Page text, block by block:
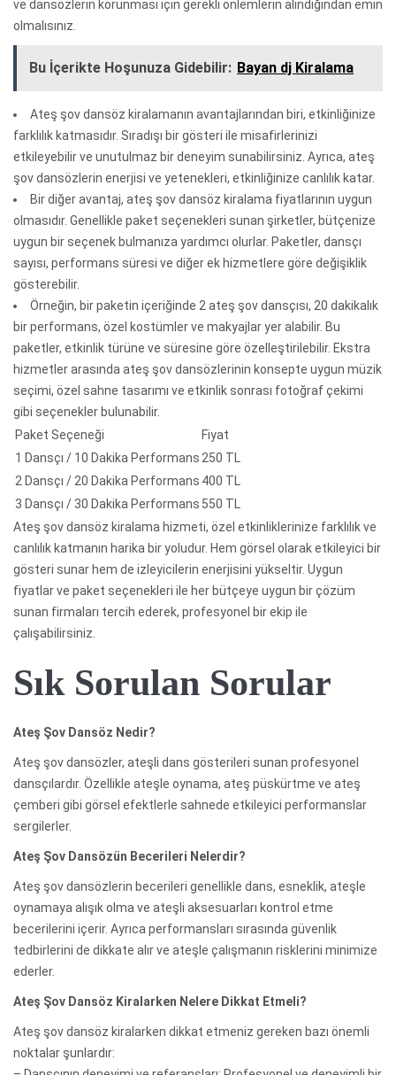
ve dansözlerin korunması için gerekli önlemlerin alındığından emin
olmalısınız.
Bu İçerikte Hoşunuza Gidebilir: Bayan dj Kiralama
Ateş şov dansöz kiralamanın avantajlarından biri, etkinliğinize
farklılık katmasıdır. Sıradışı bir gösteri ile misafirlerinizi
etkileyebilir ve unutulmaz bir deneyim sunabilirsiniz. Ayrıca, ateş
şov dansözlerin enerjisi ve yetenekleri, etkinliğinize canlılık katar.
Bir diğer avantaj, ateş şov dansöz kiralama fiyatlarının uygun
olmasıdır. Genellikle paket seçenekleri sunan şirketler, bütçenize
uygun bir seçenek bulmanıza yardımcı olurlar. Paketler, dansçı
sayısı, performans süresi ve diğer ek hizmetlere göre değişiklik
gösterebilir.
Örneğin, bir paketin içeriğinde 2 ateş şov dansçısı, 20 dakikalık
bir performans, özel kostümler ve makyajlar yer alabilir. Bu
paketler, etkinlik türüne ve süresine göre özelleştirilebilir. Ekstra
hizmetler arasında ateş şov dansözlerinin konsepte uygun müzik
seçimi, özel sahne tasarımı ve etkinlik sonrası fotoğraf çekimi
gibi seçenekler bulunabilir.
Paket Seçeneği
Fiyat
1 Dansçı / 10 Dakika Performans250 TL
2 Dansçı / 20 Dakika Performans 400 TL
3 Dansçı / 30 Dakika Performans 550 TL
Ateş şov dansöz kiralama hizmeti, özel etkinliklerinize farklılık ve
canlılık katmanın harika bir yoludur. Hem görsel olarak etkileyici bir
gösteri sunar hem de izleyicilerin enerjisini yükseltir. Uygun
fiyatlar ve paket seçenekleri ile her bütçeye uygun bir çözüm
sunan firmaları tercih ederek, profesyonel bir ekip ile
çalışabilirsiniz.
Sık Sorulan Sorular
Ateş Şov Dansöz Nedir?
Ateş şov dansözler, ateşli dans gösterileri sunan profesyonel
dansçılardır. Özellikle ateşle oynama, ateş püskürtme ve ateş
çemberi gibi görsel efektlerle sahnede etkileyici performanslar
sergilerler.
Ateş Şov Dansözün Becerileri Nelerdir?
Ateş şov dansözlerin becerileri genellikle dans, esneklik, ateşle
oynamaya alışık olma ve ateşli aksesuarları kontrol etme
becerilerini içerir. Ayrıca performansları sırasında güvenlik
tedbirlerini de dikkate alır ve ateşle çalışmanın risklerini minimize
ederler.
Ateş Şov Dansöz Kiralarken Nelere Dikkat Etmeli?
Ateş şov dansöz kiralarken dikkat etmeniz gereken bazı önemli
noktalar şunlardır: